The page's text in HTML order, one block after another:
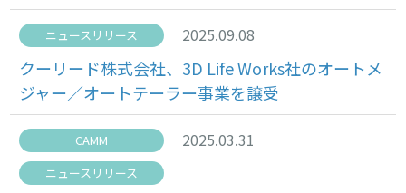
ニュースリリース 2025.09.08
クーリード株式会社、3D Life Works社のオートメ
ジャー／オートテーラー事業を譲受
CAMM
ニュースリリース
2025.03.31